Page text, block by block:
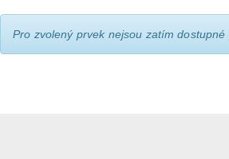
Pro zvolený prvek nejsou zatím dostupné